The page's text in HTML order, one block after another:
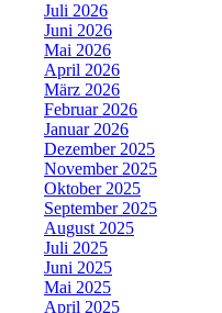
Juli 2026
Juni 2026
Mai 2026
April 2026
März 2026
Februar 2026
Januar 2026
Dezember 2025
November 2025
Oktober 2025
September 2025
August 2025
Juli 2025
Juni 2025
Mai 2025
April 2025